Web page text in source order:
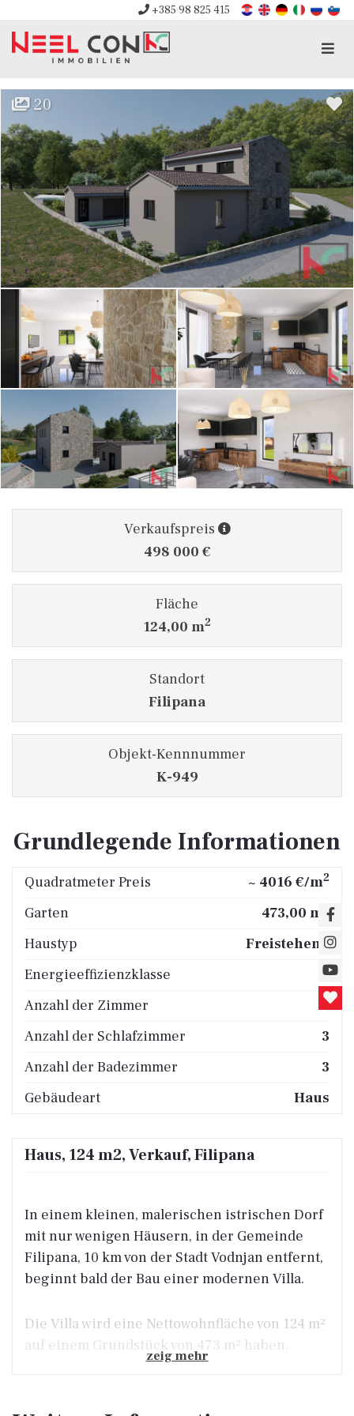
+385 98 825 415
20
Verkaufspreis
498 000 €
Fläche
124,00 m2
Standort
Filipana
Objekt-Kennnummer
K-949
Grundlegende Informationen
Quadratmeter Preis ~ 4016 €/m2
Garten 473,00 m 2
Haustyp
Freistehend
Energieeffizienzklasse
A
Anzahl der Zimmer
5
Anzahl der Schlafzimmer
3
Anzahl der Badezimmer
3
Gebäudeart
Haus
Haus, 124 m2, Verkauf, Filipana
In einem kleinen, malerischen istrischen Dorf
mit nur wenigen Häusern, in der Gemeinde
Filipana, 10 km von der Stadt Vodnjan entfernt,
beginnt bald der Bau einer modernen Villa.
Die Villa wird eine Nettowohnfläche von 124 m²
auf einem Grundstück von 473 m² haben.
und einem eingeschossigen Teil bestehen. Das
zeig mehr